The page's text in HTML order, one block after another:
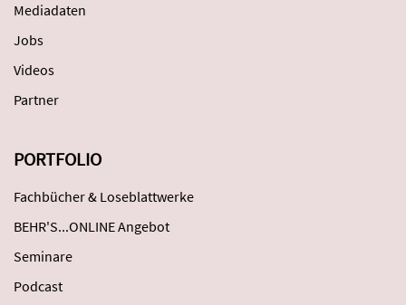
Mediadaten
Jobs
Videos
Partner
PORTFOLIO
Fachbücher & Loseblattwerke
BEHR'S...ONLINE Angebot
Seminare
Podcast